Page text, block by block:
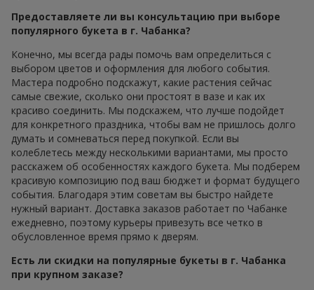
Предоставляете ли вы консультацию при выборе
популярного букета в г. Чабанка?
Конечно, мы всегда рады помочь вам определиться с
выбором цветов и оформления для любого события.
Мастера подробно подскажут, какие растения сейчас
самые свежие, сколько они простоят в вазе и как их
красиво соединить. Мы подскажем, что лучше подойдет
для конкретного праздника, чтобы вам не пришлось долго
думать и сомневаться перед покупкой. Если вы
колеблетесь между несколькими вариантами, мы просто
расскажем об особенностях каждого букета. Мы подберем
красивую композицию под ваш бюджет и формат будущего
события. Благодаря этим советам вы быстро найдете
нужный вариант. Доставка заказов работает по Чабанке
ежедневно, поэтому курьеры привезуть все четко в
обусловленное время прямо к дверям.
Есть ли скидки на популярные букеты в г. Чабанка
при крупном заказе?